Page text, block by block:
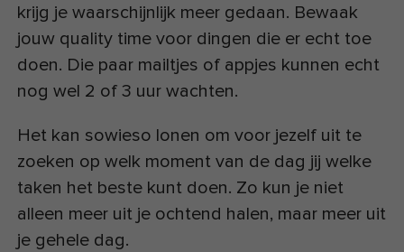
krijg je waarschijnlijk meer gedaan. Bewaak
jouw quality time voor dingen die er echt toe
doen. Die paar mailtjes of appjes kunnen echt
nog wel 2 of 3 uur wachten.
Het kan sowieso lonen om voor jezelf uit te
zoeken op welk moment van de dag jij welke
taken het beste kunt doen. Zo kun je niet
alleen meer uit je ochtend halen, maar meer uit
je gehele dag.